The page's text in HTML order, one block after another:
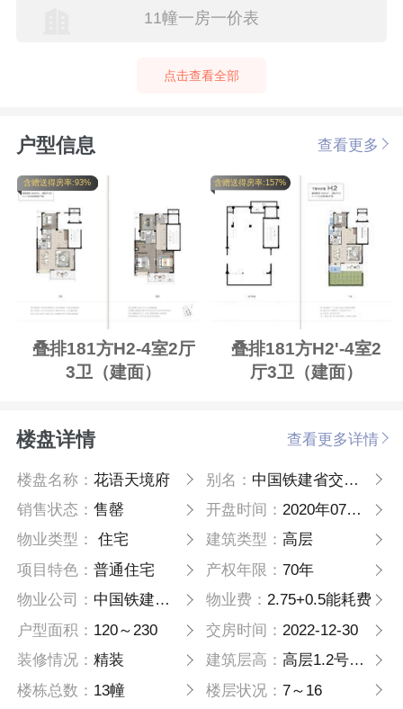
11幢一房一价表
点击查看全部
户型信息 查看更多
含赠送得房率:93%
叠排181方H2-4室2厅
3卫（建面）
含赠送得房率:157%
叠排181方H2'-4室2
厅3卫（建面）
楼盘详情 查看更多详情
楼盘名称：花语天境府 别名： 中国铁建省交投花语天镜府
销售状态：售罄 开盘时间： 2020年07月上旬
物业类型：
住宅 建筑类型： 高层
项目特色：普通住宅 产权年限： 70年
物业公司： 中国铁建物业 物业费： 2.75+0.5能耗费
户型面积： 120～230 交房时间： 2022-12-30
装修情况：精装 建筑层高： 高层1.2号楼2.95米;3.4.5.6.7号楼3米;叠墅3.05米
楼栋总数： 13幢 楼层状况： 7～16